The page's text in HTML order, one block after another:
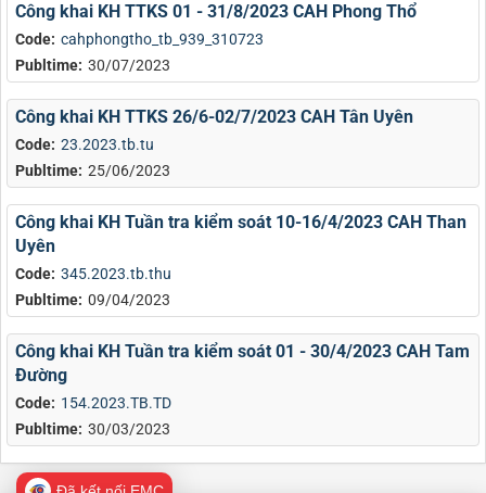
Code: cahphongtho_tb_939_310723
Publtime: 30/07/2023
Công khai KH TTKS 01 - 31/8/2023 CAH Phong Thổ
Code: 23.2023.tb.tu
Publtime: 25/06/2023
Công khai KH TTKS 26/6-02/7/2023 CAH Tân Uyên
Code: 345.2023.tb.thu
Publtime: 09/04/2023
Công khai KH Tuần tra kiểm soát 10-16/4/2023 CAH Than
Uyên
Code: 154.2023.TB.TD
Publtime: 30/03/2023
Công khai KH Tuần tra kiểm soát 01 - 30/4/2023 CAH Tam
Đường